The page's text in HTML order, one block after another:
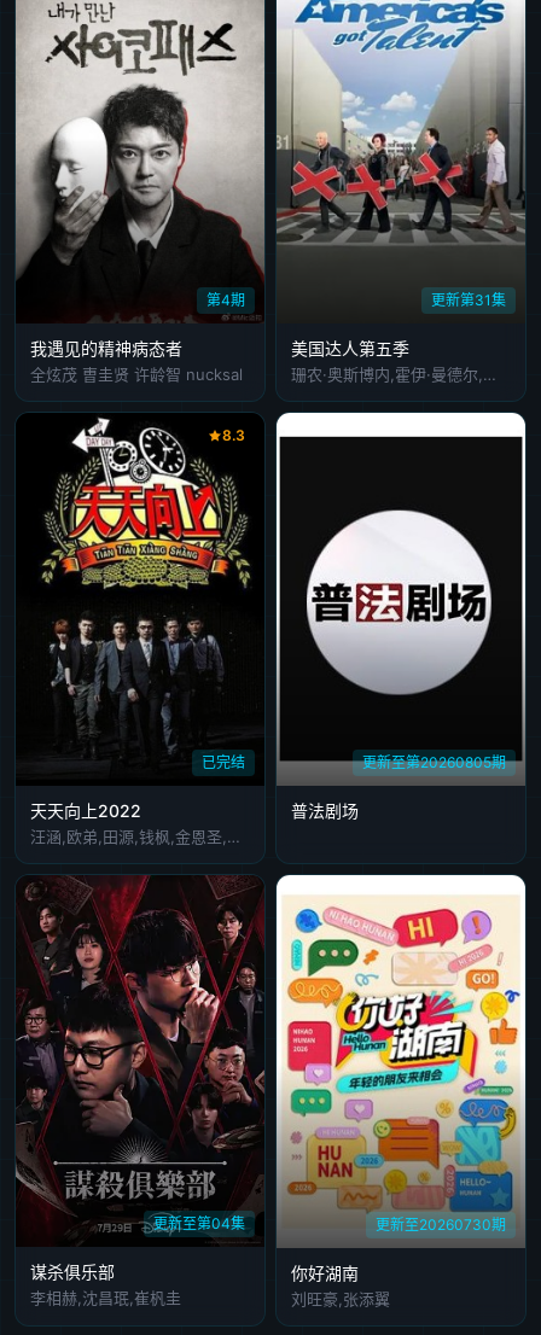
第4期
我遇见的精神病态者
全炫茂 曺圭贤 许龄智 nucksal
更新第31集
美国达人第五季
珊农·奥斯博内,霍伊·曼德尔,皮尔斯·摩根
已完结
8.3
天天向上2022
汪涵,欧弟,田源,钱枫,金恩圣,大张伟,王一博,浩歌,俞灏明,齐思钧,吴泽林,张颜齐,丁真珍珠,沙宝亮,潘粤明,胡海泉,王祖蓝
更新至第20260805期
普法剧场
更新至第04集
谋杀俱乐部
李相赫,沈昌珉,崔杋圭
更新至20260730期
你好湖南
刘旺豪,张添翼